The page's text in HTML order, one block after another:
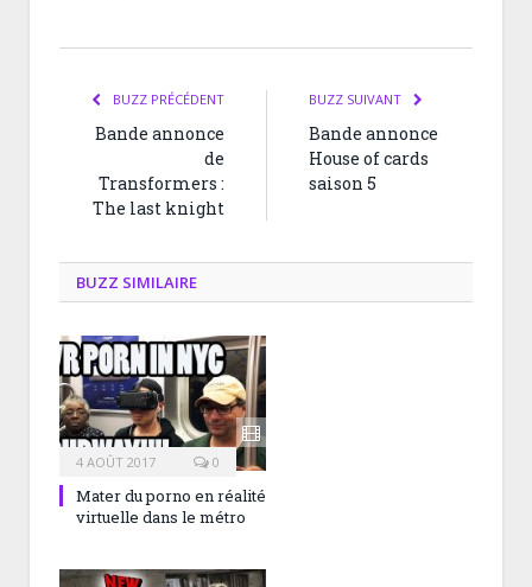
BUZZ PRÉCÉDENT
Bande annonce
de
Transformers :
The last knight
BUZZ SUIVANT
Bande annonce
House of cards
saison 5
BUZZ SIMILAIRE
4 AOÛT 2017 0
Mater du porno en réalité
virtuelle dans le métro